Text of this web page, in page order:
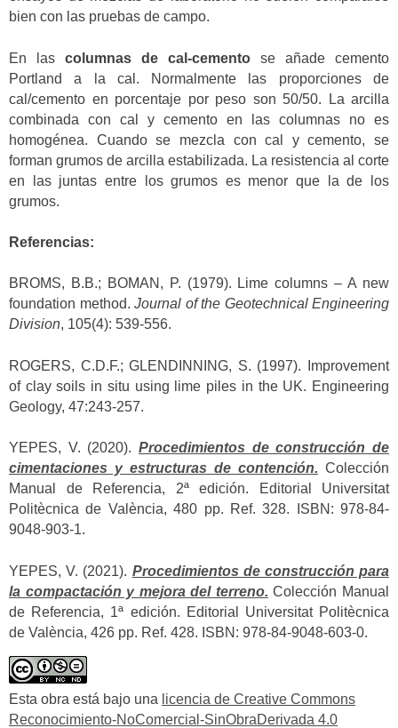
bien con las pruebas de campo.
En las columnas de cal-cemento se añade cemento
Portland a la cal. Normalmente las proporciones de
cal/cemento en porcentaje por peso son 50/50. La arcilla
combinada con cal y cemento en las columnas no es
homogénea. Cuando se mezcla con cal y cemento, se
forman grumos de arcilla estabilizada. La resistencia al corte
en las juntas entre los grumos es menor que la de los
grumos.
Referencias:
BROMS, B.B.; BOMAN, P. (1979). Lime columns – A new
foundation method. Journal of the Geotechnical Engineering
Division, 105(4): 539-556.
ROGERS, C.D.F.; GLENDINNING, S. (1997). Improvement
of clay soils in situ using lime piles in the UK. Engineering
Geology, 47:243-257.
YEPES, V. (2020). Procedimientos de construcción de
cimentaciones y estructuras de contención. Colección
Manual de Referencia, 2ª edición. Editorial Universitat
Politècnica de València, 480 pp. Ref. 328. ISBN: 978-84-
9048-903-1.
YEPES, V. (2021). Procedimientos de construcción para
la compactación y mejora del terreno. Colección Manual
de Referencia, 1ª edición. Editorial Universitat Politècnica
de València, 426 pp. Ref. 428. ISBN: 978-84-9048-603-0.
Esta obra está bajo una licencia de Creative Commons
Reconocimiento-NoComercial-SinObraDerivada 4.0